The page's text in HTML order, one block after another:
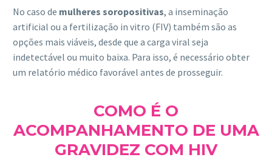
No caso de mulheres soropositivas, a inseminação
artificial ou a fertilização in vitro (FIV) também são as
opções mais viáveis, desde que a carga viral seja
indetectável ou muito baixa. Para isso, é necessário obter
um relatório médico favorável antes de prosseguir.
COMO É O
ACOMPANHAMENTO DE UMA
GRAVIDEZ COM HIV